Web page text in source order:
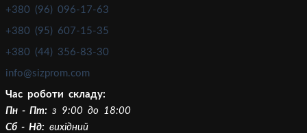
+380 (96) 096-17-63
+380 (95) 607-15-35
+380 (44) 356-83-30
info@sizprom.com
Час роботи складу:
Пн - Пт: з 9:00 до 18:00
Сб - Нд: вихідний